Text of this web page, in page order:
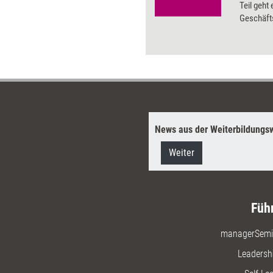
Teil geht
News aus der
Weiter